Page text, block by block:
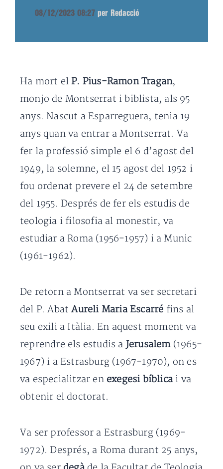
08/12/2023 08:27 per Redacció
Ha mort elP. Pius-Ramon Tragan,
monjo de Montserrat i biblista, als 95
anys. Nascut a Esparreguera, tenia 19
anys quan va entrar a Montserrat. Va
fer la professió simple el 6 d’agost del
1949, la solemne, el 15 agost del 1952 i
fou ordenat prevere el 24 de setembre
del 1955. Després de fer els estudis de
teologia i filosofia al monestir, va
estudiar a Roma (1956-1957) i a Munic
(1961-1962).
De retorn a Montserrat va ser secretari
del P. AbatAureli Maria Escarré fins al
seu exili a Itàlia. En aquest moment va
reprendre els estudis a Jerusalem(1965-
1967) i a Estrasburg (1967-1970), on es
va especialitzar en exegesi bíblicai va
obtenir el doctorat.
Va ser professor a Estrasburg (1969-
1972). Després, a Roma durant 25 anys,